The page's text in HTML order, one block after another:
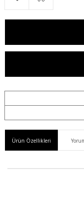
Ürün Özellikleri